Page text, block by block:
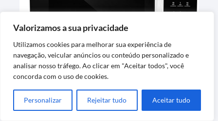
Valorizamos a sua privacidade
Utilizamos cookies para melhorar sua experiência de
navegação, veicular anúncios ou conteúdo personalizado e
analisar nosso tráfego. Ao clicar em "Aceitar todos", você
concorda com o uso de cookies.
Personalizar Rejeitar tudo Aceitar tudo
Micro-ondas 30L Preto 220v com Função
Grill Panasonic